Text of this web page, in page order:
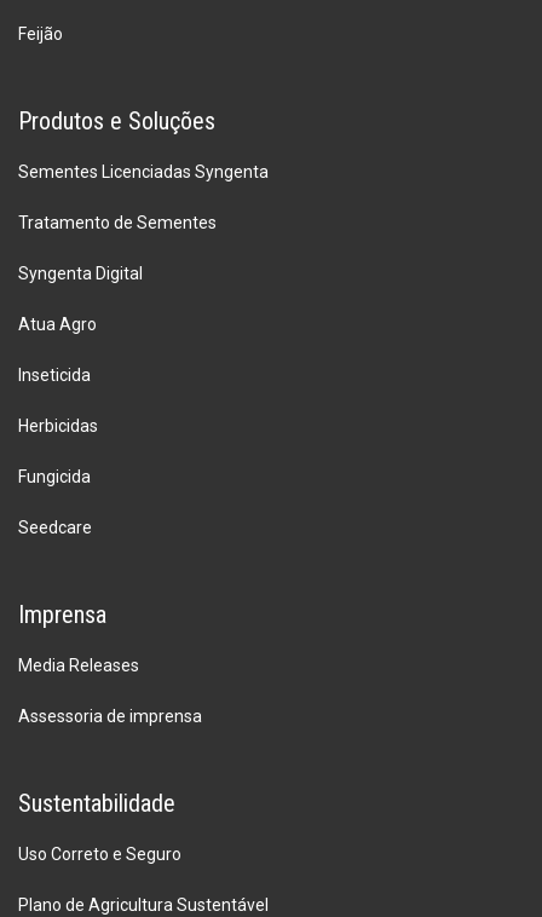
Feijão
Produtos e Soluções
Sementes Licenciadas Syngenta
Tratamento de Sementes
Syngenta Digital
Atua Agro
Inseticida
Herbicidas
Fungicida
Seedcare
Imprensa
Media Releases
Assessoria de imprensa
Sustentabilidade
Uso Correto e Seguro
Plano de Agricultura Sustentável